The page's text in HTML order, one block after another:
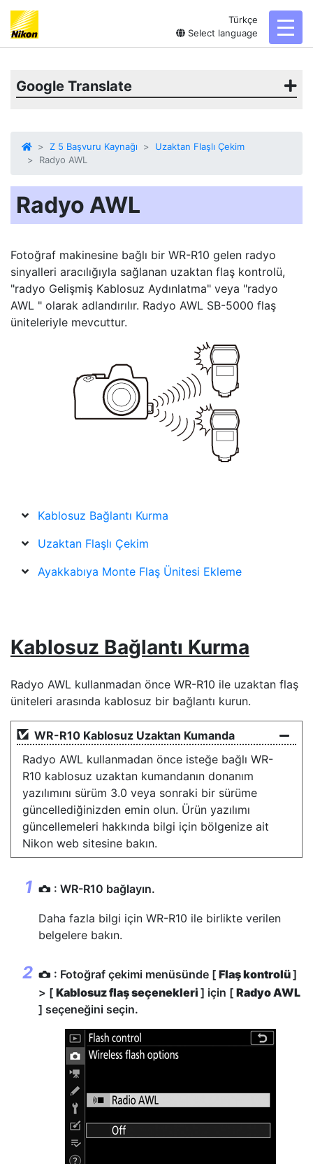
Türkçe
Select language
Google Translate
Z 5 Başvuru Kaynağı
Uzaktan Flaşlı Çekim
Radyo AWL
Radyo AWL
Fotoğraf makinesine bağlı bir WR-R10 gelen radyo
sinyalleri aracılığıyla sağlanan uzaktan flaş kontrolü,
"radyo Gelişmiş Kablosuz Aydınlatma" veya "radyo
AWL " olarak adlandırılır. Radyo AWL SB-5000 flaş
üniteleriyle mevcuttur.
Kablosuz Bağlantı Kurma
Uzaktan Flaşlı Çekim
Ayakkabıya Monte Flaş Ünitesi Ekleme
Kablosuz Bağlantı Kurma
Radyo AWL kullanmadan önce WR-R10 ile uzaktan flaş
üniteleri arasında kablosuz bir bağlantı kurun.
WR-R10 Kablosuz Uzaktan Kumanda
Radyo AWL kullanmadan önce isteğe bağlı WR-
R10 kablosuz uzaktan kumandanın donanım
yazılımını sürüm 3.0 veya sonraki bir sürüme
güncellediğinizden emin olun. Ürün yazılımı
güncellemeleri hakkında bilgi için bölgenize ait
Nikon web sitesine bakın.
C : WR-R10 bağlayın.
Daha fazla bilgi için WR-R10 ile birlikte verilen
belgelere bakın.
C : Fotoğraf çekimi menüsünde [ Flaş kontrolü]
> [ Kablosuz flaş seçenekleri ] için [ Radyo AWL
] seçeneğini seçin.